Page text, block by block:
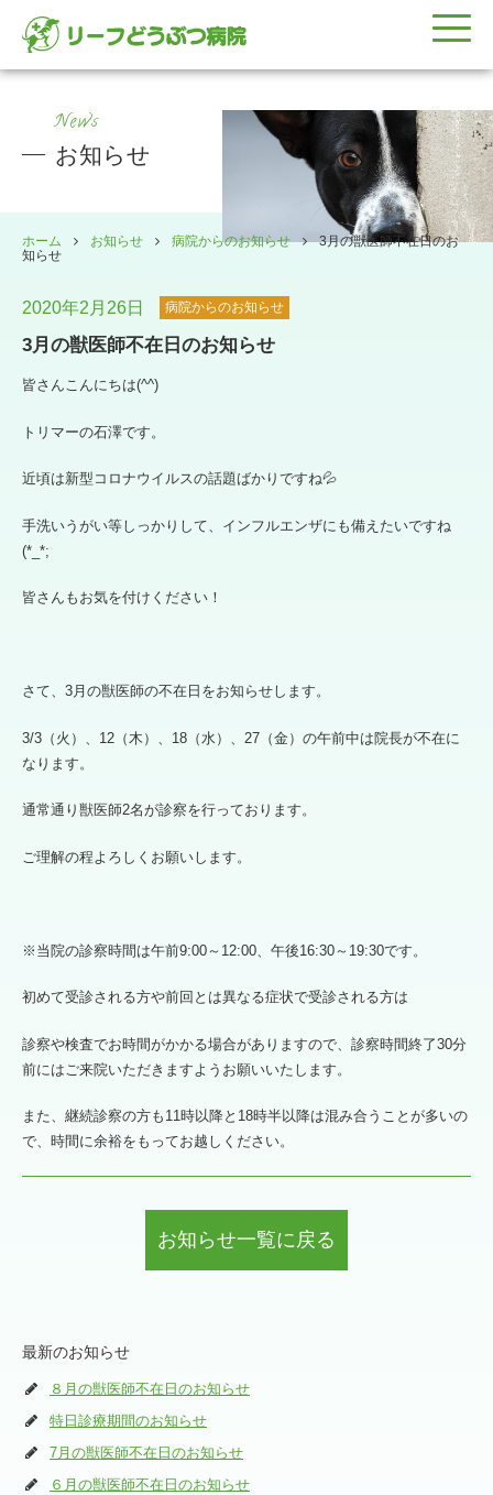
News
お知らせ
ホーム お知らせ 病院からのお知らせ
3月の獣医師不在日のお
知らせ
2020年2月26日 病院からのお知らせ
3月の獣医師不在日のお知らせ
皆さんこんにちは(^^)
トリマーの石澤です。
近頃は新型コロナウイルスの話題ばかりですね💦
手洗いうがい等しっかりして、インフルエンザにも備えたいですね
(*_*;
皆さんもお気を付けください！
さて、3月の獣医師の不在日をお知らせします。
3/3（火）、12（木）、18（水）、27（金）の午前中は院長が不在に
なります。
通常通り獣医師2名が診察を行っております。
ご理解の程よろしくお願いします。
※当院の診察時間は午前9:00～12:00、午後16:30～19:30です。
初めて受診される方や前回とは異なる症状で受診される方は
診察や検査でお時間がかかる場合がありますので、診察時間終了30分
前にはご来院いただきますようお願いいたします。
また、継続診察の方も11時以降と18時半以降は混み合うことが多いの
で、時間に余裕をもってお越しください。
お知らせ一覧に戻る
最新のお知らせ
８月の獣医師不在日のお知らせ
特日診療期間のお知らせ
7月の獣医師不在日のお知らせ
６月の獣医師不在日のお知らせ